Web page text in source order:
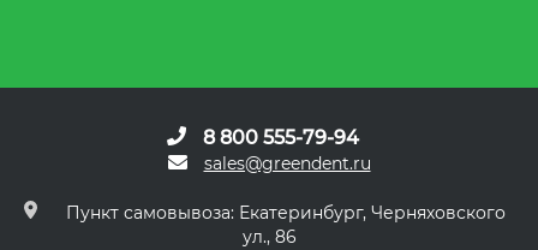
8 800 555-79-94
sales@greendent.ru
Пункт самовывоза: Екатеринбург, Черняховского
ул., 86